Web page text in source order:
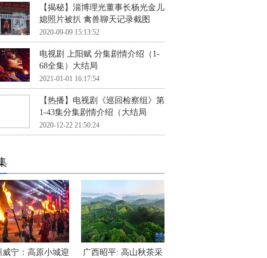
【揭秘】淄博理光董事长杨光金儿
媳照片被扒 禽兽聊天记录截图
2020-09-09 15:13:52
电视剧 上阳赋 分集剧情介绍（1-
68全集）大结局
2021-01-01 16:17:54
【热播】电视剧《巡回检察组》第
1-43集分集剧情介绍（大结局
2020-12-22 21:50:24
威宁：高原小城迎
广西昭平: 高山秋茶采